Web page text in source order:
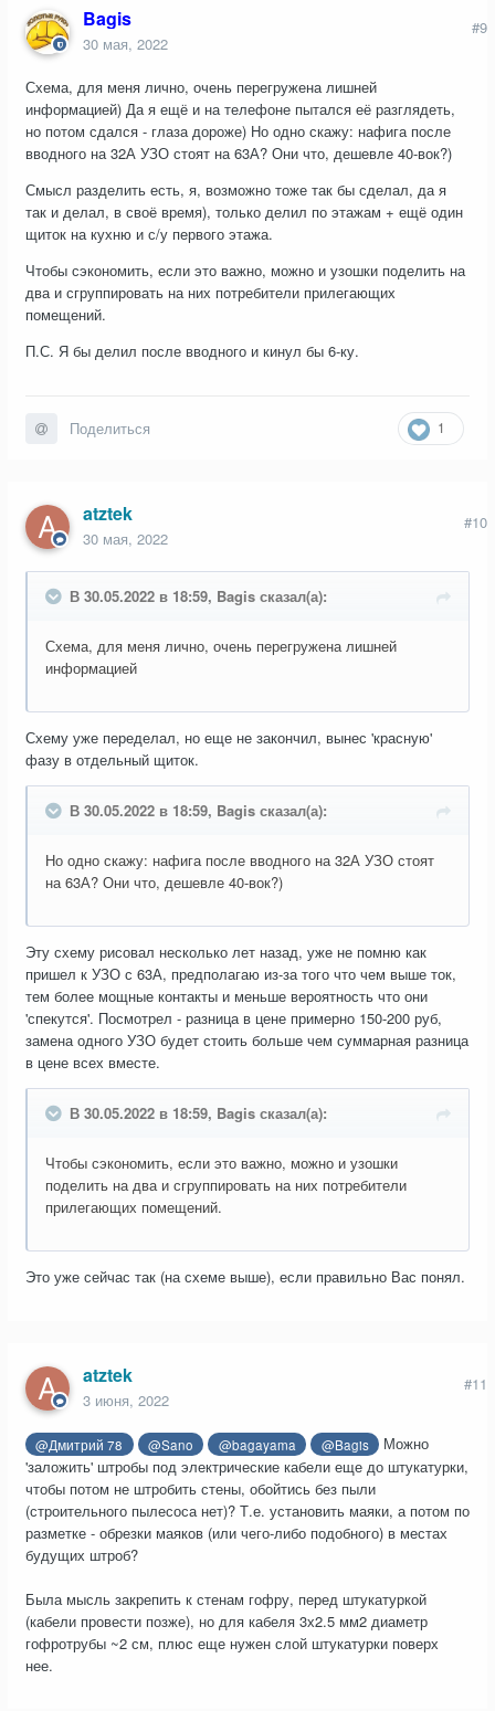
Bagis
30 мая, 2022
#9
Схема, для меня лично, очень перегружена лишней
информацией) Да я ещё и на телефоне пытался её разглядеть,
но потом сдался - глаза дороже) Но одно скажу: нафига после
вводного на 32А УЗО стоят на 63А? Они что, дешевле 40-вок?)
Смысл разделить есть, я, возможно тоже так бы сделал, да я
так и делал, в своё время), только делил по этажам + ещё один
щиток на кухню и с/у первого этажа.
Чтобы сэкономить, если это важно, можно и узошки поделить на
два и сгруппировать на них потребители прилегающих
помещений.
П.С. Я бы делил после вводного и кинул бы 6-ку.
1
Поделиться
atztek
30 мая, 2022
#10
В 30.05.2022 в 18:59, Bagis сказал(а):
Схема, для меня лично, очень перегружена лишней
информацией
Схему уже переделал, но еще не закончил, вынес 'красную'
фазу в отдельный щиток.
В 30.05.2022 в 18:59, Bagis сказал(а):
Но одно скажу: нафига после вводного на 32А УЗО стоят
на 63А? Они что, дешевле 40-вок?)
Эту схему рисовал несколько лет назад, уже не помню как
пришел к УЗО с 63А, предполагаю из-за того что чем выше ток,
тем более мощные контакты и меньше вероятность что они
'спекутся'. Посмотрел - разница в цене примерно 150-200 руб,
замена одного УЗО будет стоить больше чем суммарная разница
в цене всех вместе.
В 30.05.2022 в 18:59, Bagis сказал(а):
Чтобы сэкономить, если это важно, можно и узошки
поделить на два и сгруппировать на них потребители
прилегающих помещений.
Это уже сейчас так (на схеме выше), если правильно Вас понял.
atztek
3 июня, 2022
#11
@Дмитрий 78 @Sano @bagayama @Bagis Можно
'заложить' штробы под электрические кабели еще до штукатурки,
чтобы потом не штробить стены, обойтись без пыли
(строительного пылесоса нет)? Т.е. установить маяки, а потом по
разметке - обрезки маяков (или чего-либо подобного) в местах
будущих штроб?
Была мысль закрепить к стенам гофру, перед штукатуркой
(кабели провести позже), но для кабеля 3х2.5 мм2 диаметр
гофротрубы ~2 см, плюс еще нужен слой штукатурки поверх
нее.